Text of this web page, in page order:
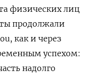
физических лиц
продолжали
как и через
успехом:
надолго